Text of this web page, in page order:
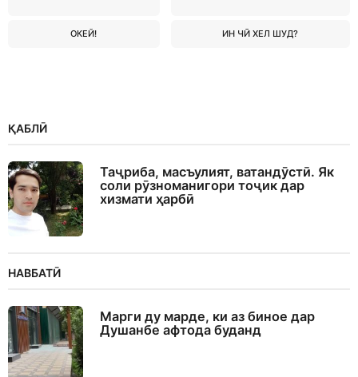
ОКЕЙ! ИН ЧӢ ХЕЛ ШУД?
ҚАБЛӢ
Таҷриба, масъулият, ватандӯстӣ. Як
соли рӯзноманигори тоҷик дар
хизмати ҳарбӣ
НАВБАТӢ
Марги ду марде, ки аз биное дар
Душанбе афтода буданд